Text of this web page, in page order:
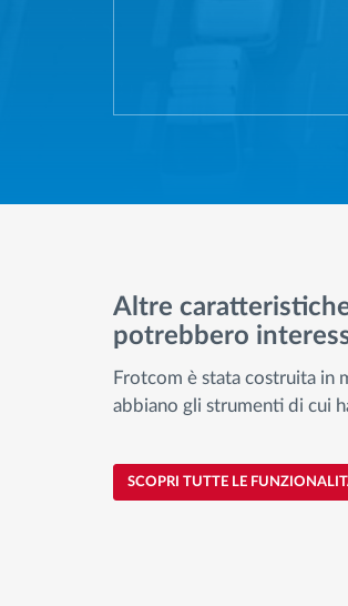
Altre
potrebbero
Frotcom è stata costruita in
abbiano gli strumenti di cui
SCOPRI TUTTE LE